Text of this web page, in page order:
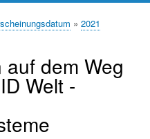
2021
dem Weg
Welt -